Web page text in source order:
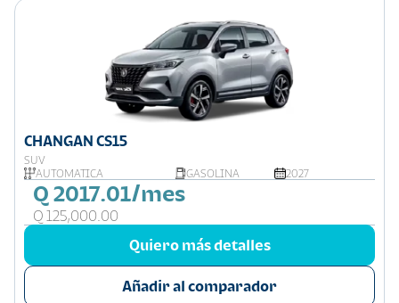
CHANGAN CS15
SUV
AUTOMATICA
GASOLINA 2027
Q 2017.01/mes
Q 125,000.00
Quiero más detalles
Añadir al comparador